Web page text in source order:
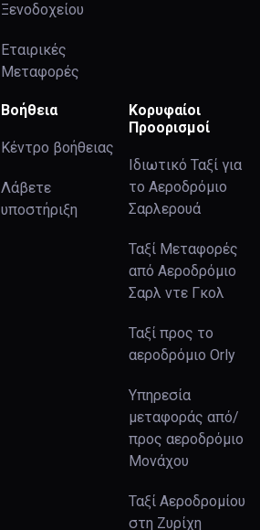
Ξενοδοχείου
Εταιρικές
Μεταφορές
Βοήθεια
Κέντρο βοήθειας
Λάβετε
υποστήριξη
Κορυφαίοι
Προορισμοί
Ιδιωτικό Ταξί για
το Αεροδρόμιο
Σαρλερουά
Ταξί Μεταφορές
από Αεροδρόμιο
Σαρλ ντε Γκολ
Ταξί προς το
αεροδρόμιο Orly
Υπηρεσία
μεταφοράς από/
προς αεροδρόμιο
Μονάχου
Ταξί Αεροδρομίου
στη Ζυρίχη